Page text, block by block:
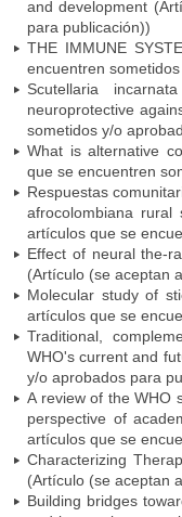
and development
para publicación))
THE IMMUNE
encuentren
Scutellaria
neuroprotective
sometidos y/o
What is alternative
que se encuentren
Respuestas
afrocolombiana rural
artículos que se
Effect of neural the-
(Artículo (se aceptan
Molecular study of
artículos que se
Traditional,
WHO's current and
y/o aprobados para
A review of the WHO
perspective of
artículos que se
Characterizing
(Artículo (se aceptan
Building bridges